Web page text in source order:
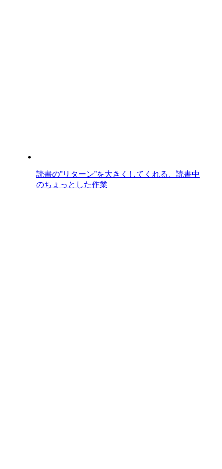
読書の”リターン”を大きくしてくれる、読書中
のちょっとした作業